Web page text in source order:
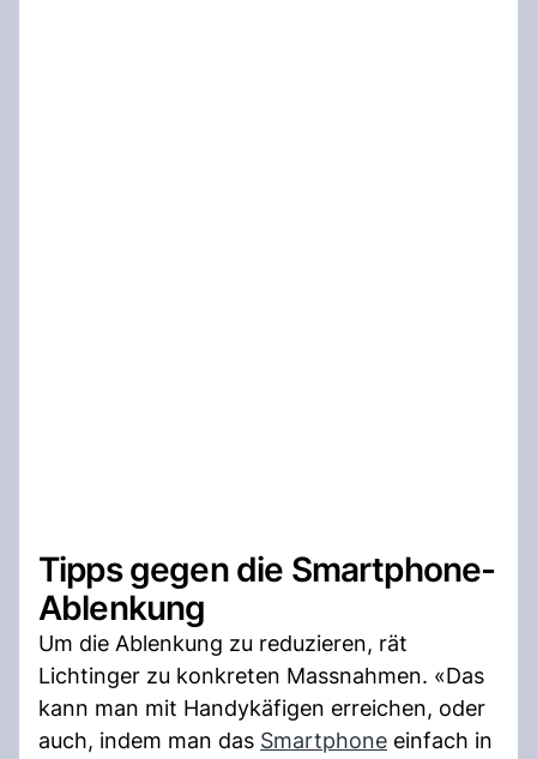
Tipps gegen die Smartphone-
Ablenkung
Um die Ablenkung zu reduzieren, rät
Lichtinger zu konkreten Massnahmen. «Das
kann man mit Handykäfigen erreichen, oder
auch, indem man das Smartphone einfach in